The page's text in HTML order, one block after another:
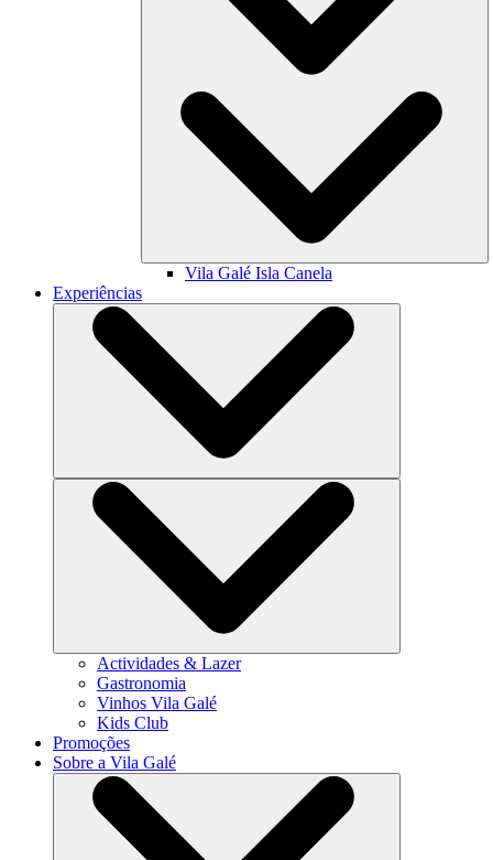
Vila Galé Isla Canela
Experiências
Actividades & Lazer
Gastronomia
Vinhos Vila Galé
Kids Club
Promoções
Sobre a Vila Galé